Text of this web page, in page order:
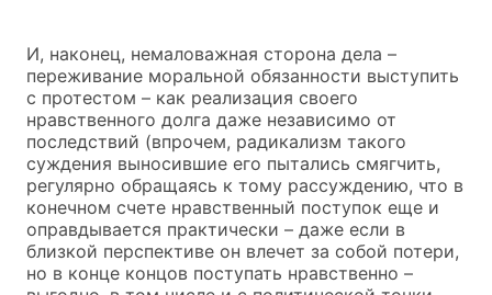
И, наконец, немаловажная сторона дела –
переживание моральной обязанности выступить
с протестом – как реализация своего
нравственного долга даже независимо от
последствий (впрочем, радикализм такого
суждения выносившие его пытались смягчить,
регулярно обращаясь к тому рассуждению, что в
конечном счете нравственный поступок еще и
оправдывается практически – даже если в
близкой перспективе он влечет за собой потери,
но в конце концов поступать нравственно –